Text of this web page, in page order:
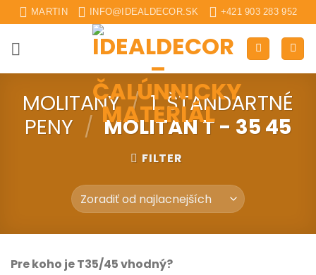
Skip
to
content
MARTIN INFO@IDEALDECOR.SK +421 903 283 952
MOLITANY / 1. ŠTANDARTNÉ
PENY / MOLITAN T - 35 45
FILTER
Pre koho je T35/45 vhodný?